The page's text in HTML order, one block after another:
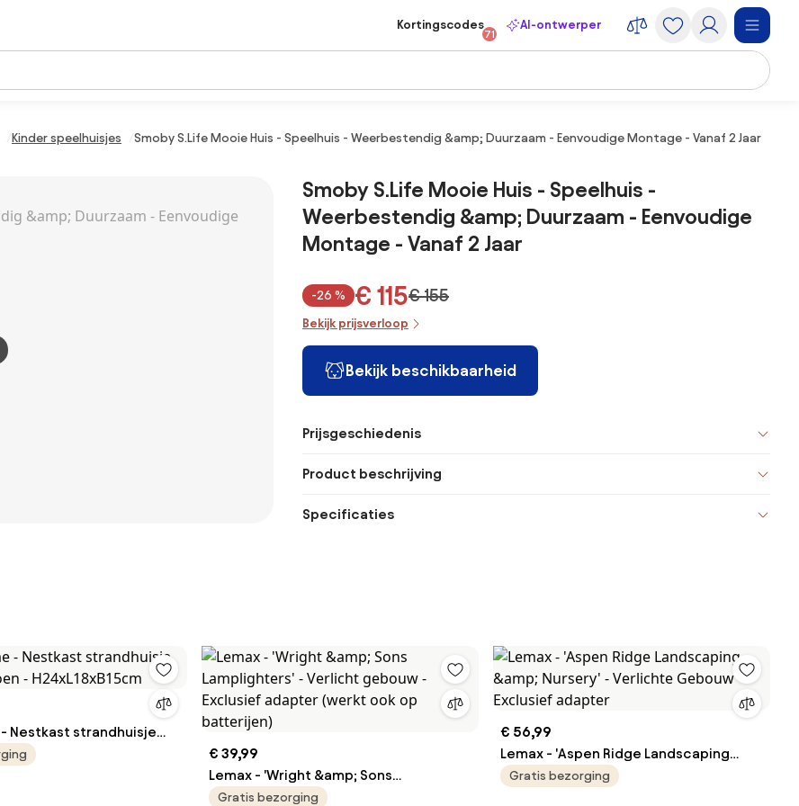
Kortingscodes
71
AI-ontwerper
Kinder speelhuisjes Smoby S.Life Mooie Huis - Speelhuis - Weerbestendig &amp; Duurzaam - Eenvoudige Montage - Vanaf 2 Jaar
Smoby S.Life Mooie Huis - Speelhuis -
Weerbestendig &amp; Duurzaam - Eenvoudige
Montage - Vanaf 2 Jaar
-26 % € 115€ 155
Bekijk prijsverloop
Bekijk beschikbaarheid
Prijsgeschiedenis
Product beschrijving
Specificaties
- Nestkast strandhuisje
- H24xL18xB15cm
€ 39,99
Lemax - 'Wright &amp; Sons
Lamplighters' - Verlicht gebouw -
Gratis bezorging
€ 56,99
Lemax - 'Aspen Ridge Landscaping
&amp; Nursery' - Verlichte Gebouw -
Gratis bezorging